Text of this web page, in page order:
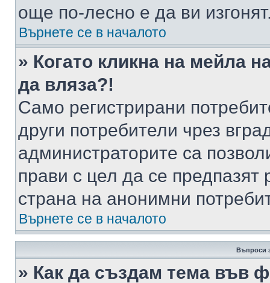
още по-лесно е да ви
Върнете се в началото
» Когато кликна на мейла
да вляза?!
Само регистрирани
други потребители чрез
администраторите са
прави с цел да се предпазят
страна на анонимни
Върнете се в началото
Въпроси
» Как да създам тема във